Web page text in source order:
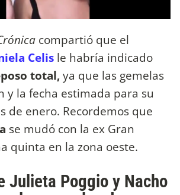
compartió que el
Celis le habría indicado
total,ya que las gemelas
y la fecha estimada para su
de enero. Recordemos que
se mudó con la ex Gran
quinta en la zona oeste.
Julieta Poggio y Nacho